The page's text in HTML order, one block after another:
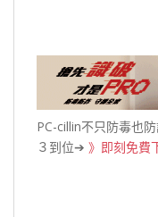
PC-cillin不只防毒也
３到位➔ 》即刻免費